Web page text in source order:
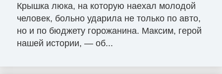
Крышка люка, на которую наехал молодой
человек, больно ударила не только по авто,
но и по бюджету горожанина. Максим, герой
нашей истории, — об...